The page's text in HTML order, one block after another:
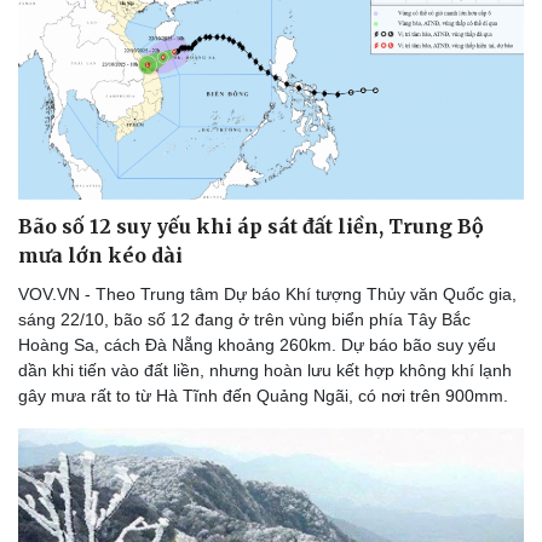
Bão số 12 suy yếu khi áp sát đất liền, Trung Bộ
mưa lớn kéo dài
VOV.VN - Theo Trung tâm Dự báo Khí tượng Thủy văn Quốc gia,
sáng 22/10, bão số 12 đang ở trên vùng biển phía Tây Bắc
Hoàng Sa, cách Đà Nẵng khoảng 260km. Dự báo bão suy yếu
dần khi tiến vào đất liền, nhưng hoàn lưu kết hợp không khí lạnh
gây mưa rất to từ Hà Tĩnh đến Quảng Ngãi, có nơi trên 900mm.